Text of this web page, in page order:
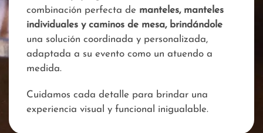
combinación perfecta de manteles, manteles
individuales y caminos de mesa, brindándole
una solución coordinada y personalizada,
adaptada a su evento como un atuendo a
medida.
Cuidamos cada detalle para brindar una
experiencia visual y funcional inigualable.